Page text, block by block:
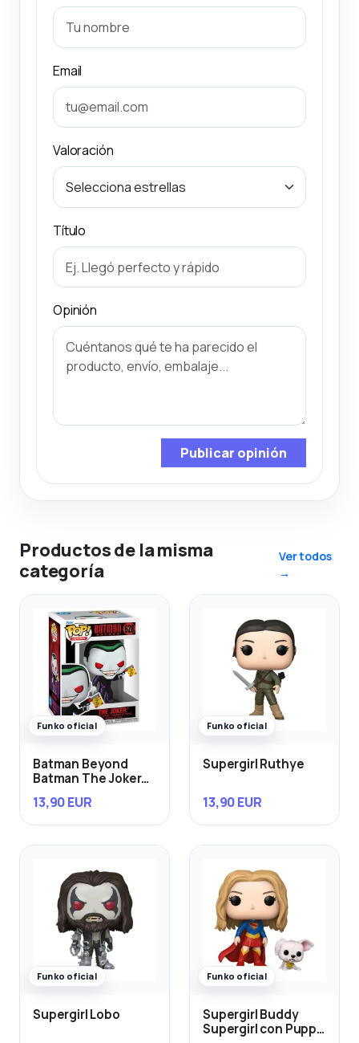
Email
Valoración
Título
Opinión
Publicar opinión
Productos de la misma
categoría
Ver todos
→
Funko oficial
Batman Beyond
Batman The Joker
13,90 EUR
Funko oficial
Supergirl Ruthye
13,90 EUR
Funko oficial
Supergirl Lobo
Funko oficial
Supergirl Buddy
Supergirl con Puppy